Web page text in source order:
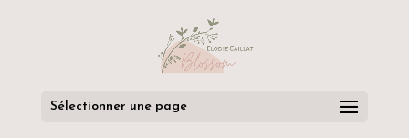
Sélectionner une page